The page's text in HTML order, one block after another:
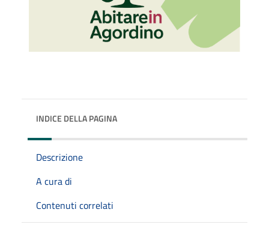
INDICE DELLA PAGINA
Descrizione
A cura di
Contenuti correlati